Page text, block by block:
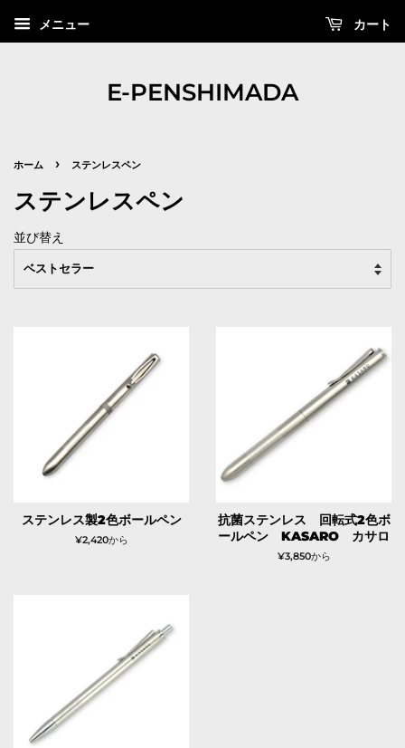
メニュー カート
E-PENSHIMADA
ホーム › ステンレスペン
ステンレスペン
並び替え
ステンレス製2色ボールペン
¥2,420から
抗菌ステンレス 回転式2色ボ
ールペン KASARO カサロ
¥3,850から